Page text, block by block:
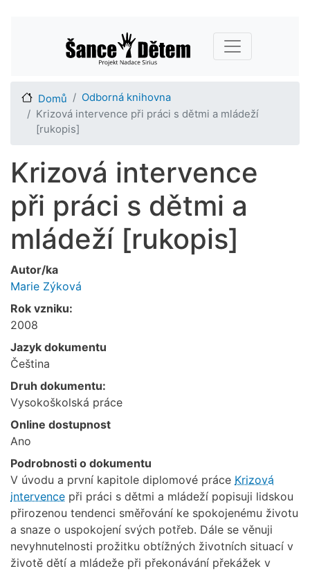
hlavnímu
obsahu
Main navigation
Domů
Odborná knihovna
Krizová intervence při práci s dětmi a mládeží
[rukopis]
Krizová intervence
při práci s dětmi a
mládeží [rukopis]
Autor/ka
Marie Zýková
Rok vzniku:
2008
Jazyk dokumentu
Čeština
Druh dokumentu:
Vysokoškolská práce
Online dostupnost
Ano
Podrobnosti o dokumentu
V úvodu a první kapitole diplomové práce Krizová
intervence při práci s dětmi a mládeží popisuji lidskou
přirozenou tendenci směřování ke spokojenému životu
a snaze o uspokojení svých potřeb. Dále se věnuji
nevyhnutelnosti prožitku obtížných životních situací v
životě dětí a mládeže při překonávání překážek v